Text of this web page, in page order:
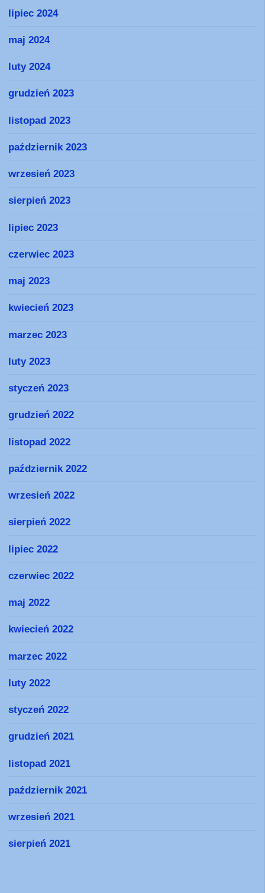
lipiec 2024
maj 2024
luty 2024
grudzień 2023
listopad 2023
październik 2023
wrzesień 2023
sierpień 2023
lipiec 2023
czerwiec 2023
maj 2023
kwiecień 2023
marzec 2023
luty 2023
styczeń 2023
grudzień 2022
listopad 2022
październik 2022
wrzesień 2022
sierpień 2022
lipiec 2022
czerwiec 2022
maj 2022
kwiecień 2022
marzec 2022
luty 2022
styczeń 2022
grudzień 2021
listopad 2021
październik 2021
wrzesień 2021
sierpień 2021